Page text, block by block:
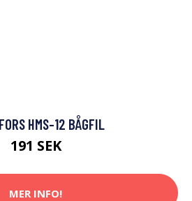
HMS-12 BÅGFIL
191 SEK
MER INFO!